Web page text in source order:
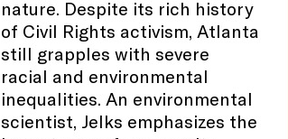
nature. Despite its rich history
of Civil Rights activism, Atlanta
still grapples with severe
racial and environmental
inequalities. An environmental
scientist, Jelks emphasizes the